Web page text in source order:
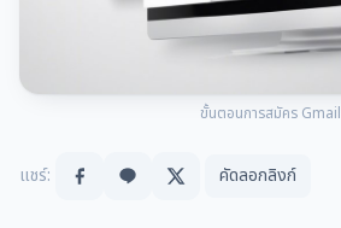
ขั้นตอนการสมัคร Gmail
แชร์: คัดลอกลิงก์